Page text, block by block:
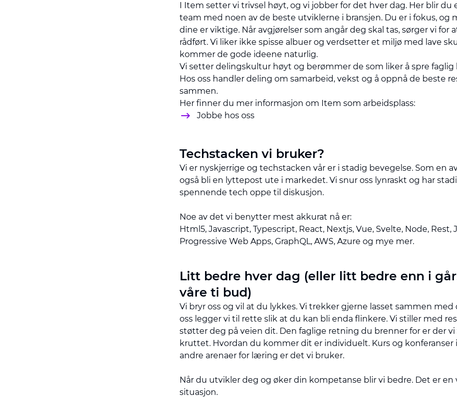
I Item setter vi trivsel høyt, og vi jobber for det hver dag. Her blir du
team med noen av de beste utviklerne i bransjen. Du er i fokus, og
dine er viktige. Når avgjørelser som angår deg skal tas, sørger vi for
rådført. Vi liker ikke spisse albuer og verdsetter et miljø med lave
kommer de gode ideene naturlig.
Vi setter delingskultur høyt og berømmer de som liker å spre faglig
Hos oss handler deling om samarbeid, vekst og å oppnå de beste
sammen.
Her finner du mer informasjon om Item som arbeidsplass:
Jobbe hos oss
Techstacken vi bruker?
Vi er nyskjerrige og techstacken vår er i stadig bevegelse. Som en
også bli en lyttepost ute i markedet. Vi snur oss lynraskt og har
spennende tech oppe til diskusjon.
Noe av det vi benytter mest akkurat nå er:
Html5, Javascript, Typescript, React, Nextjs, Vue, Svelte, Node, Rest,
Progressive Web Apps, GraphQL, AWS, Azure og mye mer.
Litt bedre hver dag (eller litt bedre enn i
våre ti bud)
Vi bryr oss og vil at du lykkes. Vi trekker gjerne lasset sammen med
oss legger vi til rette slik at du kan bli enda flinkere. Vi stiller med
støtter deg på veien dit. Den faglige retning du brenner for er der vi
kruttet. Hvordan du kommer dit er individuelt. Kurs og konferanser
andre arenaer for læring er det vi bruker.
Når du utvikler deg og øker din kompetanse blir vi bedre. Det er en
situasjon.